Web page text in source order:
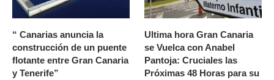
“ Canarias anuncia la
construcción de un puente
flotante entre Gran Canaria
y Tenerife”
Ultima hora Gran Canaria
se Vuelca con Anabel
Pantoja: Cruciales las
Próximas 48 Horas para su